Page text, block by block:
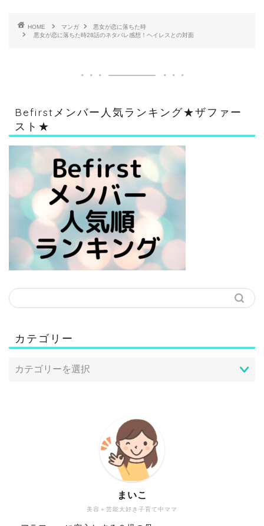
HOME マンガ
悪女が恋に落ちた時
悪女が恋に落ちた時28話のネタバレ感想！ヘイレスとの対面
Befirstメンバー人気ランキング★ザファー
スト★
カテゴリー
美容＋芸能大好き子育て中ママ
まいこ